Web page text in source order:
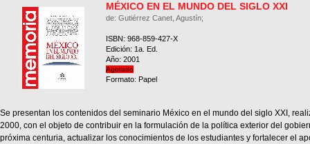
MÉXICO EN EL MUNDO DEL SIGLO XXI
de: Gutiérrez Canet, Agustín;
ISBN: 968-859-427-X
Edición: 1a. Ed.
Año: 2001
Agotado
Formato: Papel
Se presentan los contenidos del seminario México en el mundo del siglo XXI,
2000, con el objeto de contribuir en la formulación de la política exterior del
próxima centuria, actualizar los conocimientos de los estudiantes y fortalecer el